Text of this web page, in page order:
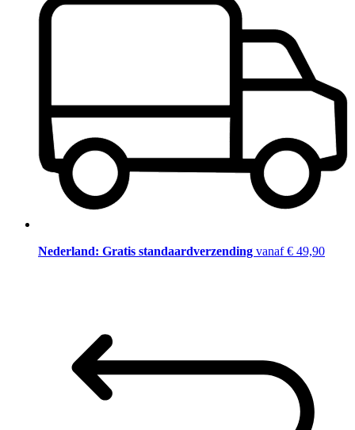
Nederland: Gratis standaardverzending vanaf € 49,90